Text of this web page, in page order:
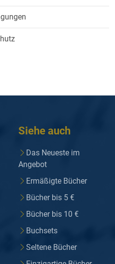
Siehe auch
Das Neueste im
Angebot
Ermäßigte Bücher
Bücher bis 5 €
Bücher bis 10 €
Buchsets
Seltene Bücher